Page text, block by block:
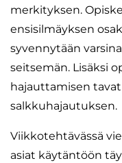
merkityksen.
ensisilmäyksen
syvennytään
seitsemän. Lisäksi
hajauttamisen
salkkuhajautuksen.
Viikkotehtävässä
asiat käytäntöön